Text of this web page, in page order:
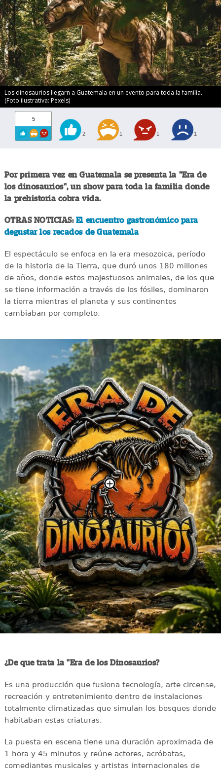
Los dinosaurios llegarn a Guatemala en un evento para toda la familia.
(Foto ilustrativa: Pexels)
5
2 1 1 1
Por primera vez en Guatemala se presenta la "Era de
los dinosaurios", un show para toda la familia donde
la prehistoria cobra vida.
OTRAS NOTICIAS: El encuentro gastronómico para
degustar los recados de Guatemala
El espectáculo se enfoca en la era mesozoica, período
de la historia de la Tierra, que duró unos 180 millones
de años, donde estos majestuosos animales, de los que
se tiene información a través de los fósiles, dominaron
la tierra mientras el planeta y sus continentes
cambiaban por completo.
¿De que trata la "Era de los Dinosaurios?
Es una producción que fusiona tecnología, arte circense,
recreación y entretenimiento dentro de instalaciones
totalmente climatizadas que simulan los bosques donde
habitaban estas criaturas.
La puesta en escena tiene una duración aproximada de
1 hora y 45 minutos y reúne actores, acróbatas,
comediantes musicales y artistas internacionales de